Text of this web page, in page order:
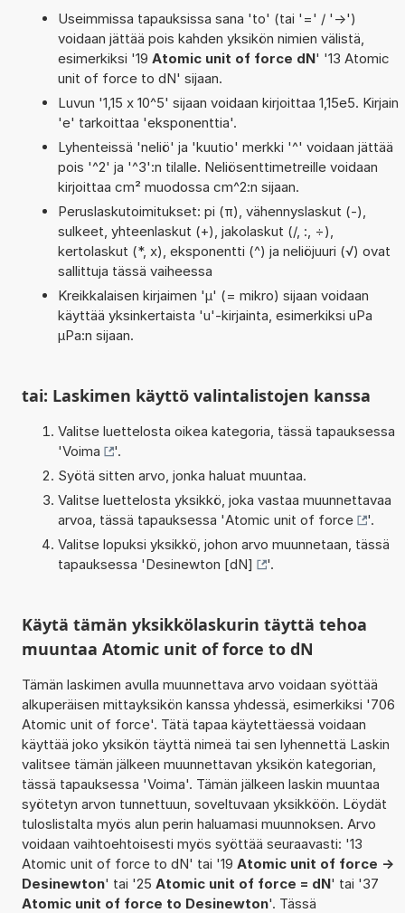
Useimmissa tapauksissa sana 'to' (tai '=' / '->')
voidaan jättää pois kahden yksikön nimien välistä,
esimerkiksi '19 Atomic unit of force dN' '13 Atomic
unit of force to dN' sijaan.
Luvun '1,15 x 10^5' sijaan voidaan kirjoittaa 1,15e5. Kirjain
'e' tarkoittaa 'eksponenttia'.
Lyhenteissä 'neliö' ja 'kuutio' merkki '^' voidaan jättää
pois '^2' ja '^3':n tilalle. Neliösenttimetreille voidaan
kirjoittaa cm² muodossa cm^2:n sijaan.
Peruslaskutoimitukset: pi (π), vähennyslaskut (-),
sulkeet, yhteenlaskut (+), jakolaskut (/, :, ÷),
kertolaskut (*, x), eksponentti (^) ja neliöjuuri (√) ovat
sallittuja tässä vaiheessa
Kreikkalaisen kirjaimen 'µ' (= mikro) sijaan voidaan
käyttää yksinkertaista 'u'-kirjainta, esimerkiksi uPa
µPa:n sijaan.
tai: Laskimen käyttö valintalistojen kanssa
Valitse luettelosta oikea kategoria, tässä tapauksessa
'Voima
'.
Syötä sitten arvo, jonka haluat muuntaa.
Valitse luettelosta yksikkö, joka vastaa muunnettavaa
arvoa, tässä tapauksessa 'Atomic unit of force
'.
Valitse lopuksi yksikkö, johon arvo muunnetaan, tässä
tapauksessa 'Desinewton [dN] '.
Käytä tämän yksikkölaskurin täyttä tehoa
muuntaa Atomic unit of force to dN
Tämän laskimen avulla muunnettava arvo voidaan syöttää
alkuperäisen mittayksikön kanssa yhdessä, esimerkiksi '706
Atomic unit of force'. Tätä tapaa käytettäessä voidaan
käyttää joko yksikön täyttä nimeä tai sen lyhennettä Laskin
valitsee tämän jälkeen muunnettavan yksikön kategorian,
tässä tapauksessa 'Voima'. Tämän jälkeen laskin muuntaa
syötetyn arvon tunnettuun, soveltuvaan yksikköön. Löydät
tuloslistalta myös alun perin haluamasi muunnoksen. Arvo
voidaan vaihtoehtoisesti myös syöttää seuraavasti: '13
Atomic unit of force to dN' tai '19 Atomic unit of force ->
Desinewton' tai '25 Atomic unit of force = dN' tai '37
Atomic unit of force to Desinewton'. Tässä